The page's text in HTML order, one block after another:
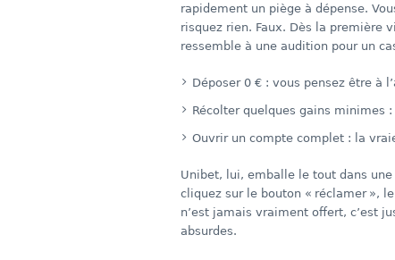
rapidement un piège à dépense.
risquez rien. Faux. Dès la première
ressemble à une audition pour un
Déposer 0 € : vous pensez être à
Récolter quelques gains minimes
Ouvrir un compte complet : la
Unibet, lui, emballe le tout dans
cliquez sur le bouton « réclamer »,
n’est jamais vraiment offert, c’est
absurdes.